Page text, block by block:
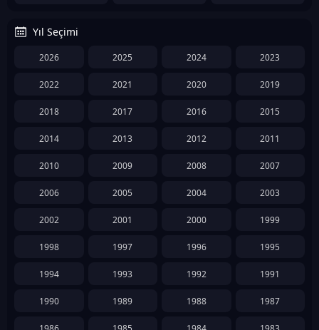
Yıl Seçimi
2026 2025 2024 2023
2022 2021 2020 2019
2018 2017 2016 2015
2014 2013 2012 2011
2010 2009 2008 2007
2006 2005 2004 2003
2002 2001 2000 1999
1998 1997 1996 1995
1994 1993 1992 1991
1990 1989 1988 1987